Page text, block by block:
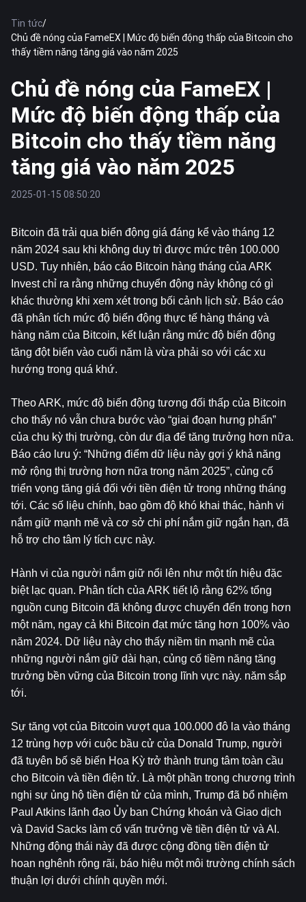
Tin tức/
Chủ đề nóng của FameEX | Mức độ biến động thấp của Bitcoin cho
thấy tiềm năng tăng giá vào năm 2025
Chủ đề nóng của FameEX |
Mức độ biến động thấp của
Bitcoin cho thấy tiềm năng
tăng giá vào năm 2025
2025-01-15 08:50:20
Bitcoin đã trải qua biến động giá đáng kể vào tháng 12
năm 2024 sau khi không duy trì được mức trên 100.000
USD. Tuy nhiên, báo cáo Bitcoin hàng tháng của ARK
Invest chỉ ra rằng những chuyển động này không có gì
khác thường khi xem xét trong bối cảnh lịch sử. Báo cáo
đã phân tích mức độ biến động thực tế hàng tháng và
hàng năm của Bitcoin, kết luận rằng mức độ biến động
tăng đột biến vào cuối năm là vừa phải so với các xu
hướng trong quá khứ.
Theo ARK, mức độ biến động tương đối thấp của Bitcoin
cho thấy nó vẫn chưa bước vào “giai đoạn hưng phấn”
của chu kỳ thị trường, còn dư địa để tăng trưởng hơn nữa.
Báo cáo lưu ý: “Những điểm dữ liệu này gợi ý khả năng
mở rộng thị trường hơn nữa trong năm 2025”, củng cố
triển vọng tăng giá đối với tiền điện tử trong những tháng
tới. Các số liệu chính, bao gồm độ khó khai thác, hành vi
nắm giữ mạnh mẽ và cơ sở chi phí nắm giữ ngắn hạn, đã
hỗ trợ cho tâm lý tích cực này.
Hành vi của người nắm giữ nổi lên như một tín hiệu đặc
biệt lạc quan. Phân tích của ARK tiết lộ rằng 62% tổng
nguồn cung Bitcoin đã không được chuyển đến trong hơn
một năm, ngay cả khi Bitcoin đạt mức tăng hơn 100% vào
năm 2024. Dữ liệu này cho thấy niềm tin mạnh mẽ của
những người nắm giữ dài hạn, củng cố tiềm năng tăng
trưởng bền vững của Bitcoin trong lĩnh vực này. năm sắp
tới.
Sự tăng vọt của Bitcoin vượt qua 100.000 đô la vào tháng
12 trùng hợp với cuộc bầu cử của Donald Trump, người
đã tuyên bố sẽ biến Hoa Kỳ trở thành trung tâm toàn cầu
cho Bitcoin và tiền điện tử. Là một phần trong chương trình
nghị sự ủng hộ tiền điện tử của mình, Trump đã bổ nhiệm
Paul Atkins lãnh đạo Ủy ban Chứng khoán và Giao dịch
và David Sacks làm cố vấn trưởng về tiền điện tử và AI.
Những động thái này đã được cộng đồng tiền điện tử
hoan nghênh rộng rãi, báo hiệu một môi trường chính sách
thuận lợi dưới chính quyền mới.